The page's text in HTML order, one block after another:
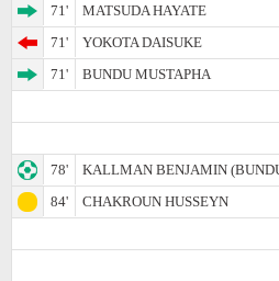
71'
MATSUDA HAYATE
71'
YOKOTA DAISUKE
71'
BUNDU MUSTAPHA
78'
KALLMAN BENJAMIN
84'
CHAKROUN HUSSEYN